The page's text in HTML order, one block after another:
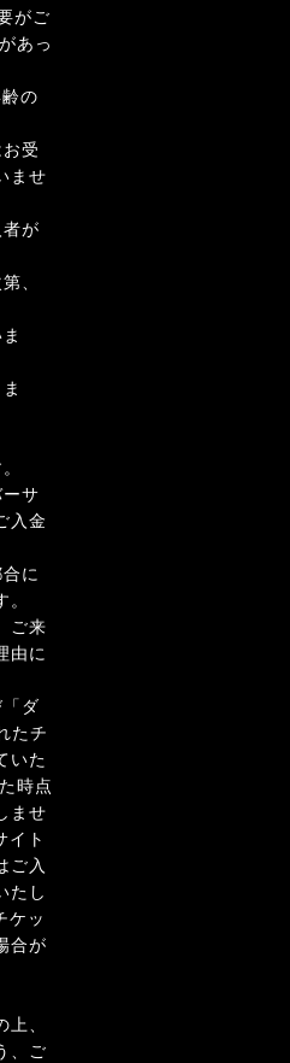
がご
あっ
の
受
ませ
が
、
サ
⼊⾦
に
ご来
由に
ダ
たチ
いた
時点
ませ
イト
ご入
たし
ケッ
合が
、
、ご